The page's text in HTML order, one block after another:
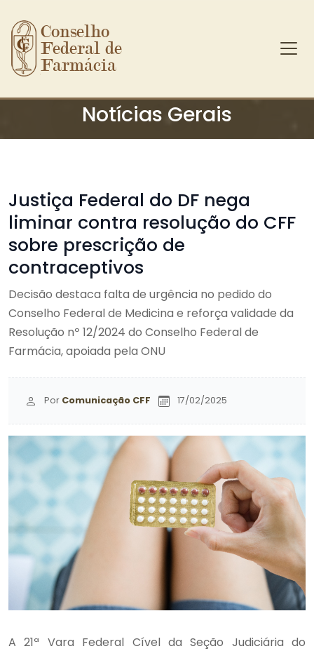
Ir para o conteúdo principal
Conselho
Federal de
Farmácia
Notícias Gerais
Justiça Federal do DF nega
liminar contra resolução do CFF
sobre prescrição de
contraceptivos
Decisão destaca falta de urgência no pedido do
Conselho Federal de Medicina e reforça validade da
Resolução nº 12/2024 do Conselho Federal de
Farmácia, apoiada pela ONU
Por Comunicação CFF 17/02/2025
A 21ª Vara Federal Cível da Seção Judiciária do